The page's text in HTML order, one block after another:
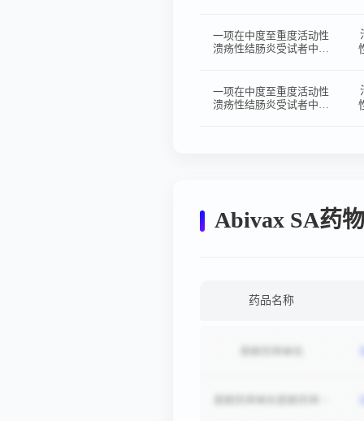
期单盲研究
一项在中度至重度活动性
溃疡性结肠炎受试者中评
随机、双盲、安慰剂对
照、多中心、3期研究
一项在中度至重度活动性
溃疡性结肠炎受试者中评
Abivax SA药
药品名称